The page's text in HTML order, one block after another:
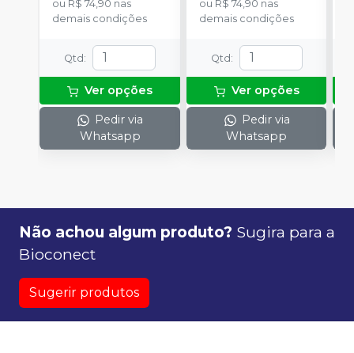
ou R$ 74,90 nas
demais condições
Qtd :
Ver opções
Pedir via
Whatsapp
ou R$ 74,90 nas
demais condições
Qtd :
Ver opções
Pedir via
Whatsapp
Não achou algum produto? Sugira para a
Bioconect
Sugerir produtos